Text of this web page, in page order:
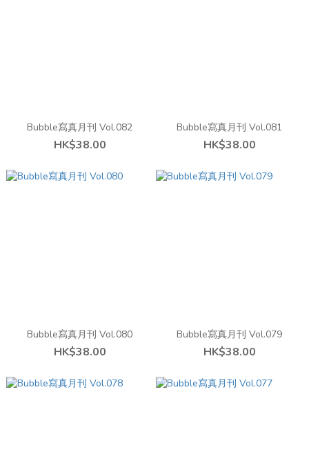
Bubble寫真月刊 Vol.082
HK$38.00
Bubble寫真月刊 Vol.081
HK$38.00
Bubble寫真月刊 Vol.080
HK$38.00
Bubble寫真月刊 Vol.079
HK$38.00